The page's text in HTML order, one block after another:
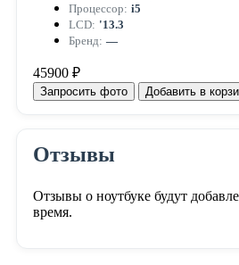
Процессор: i5
LCD: '13.3
Бренд: —
45900 ₽
Запросить фото Добавить в
Отзывы
Отзывы о ноутбуке будут
время.